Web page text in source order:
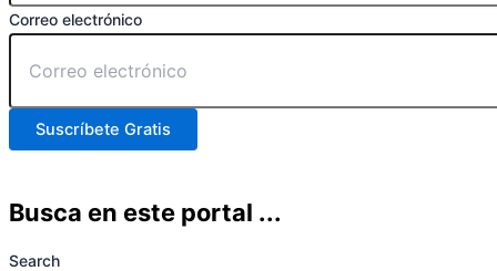
Correo electrónico
Suscríbete Gratis
Busca en este portal ...
Search